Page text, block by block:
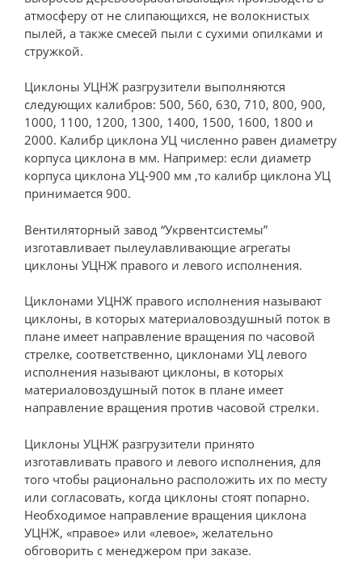
атмосферу от не слипающихся, не волокнистых
пылей, а также смесей пыли с сухими опилками и
стружкой.
Циклоны УЦНЖ разгрузители выполняются
следующих калибров: 500, 560, 630, 710, 800, 900,
1000, 1100, 1200, 1300, 1400, 1500, 1600, 1800 и
2000. Калибр циклона УЦ численно равен диаметру
корпуса циклона в мм. Например: если диаметр
корпуса циклона УЦ-900 мм ,то калибр циклона УЦ
принимается 900.
Вентиляторный завод “Укрвентсистемы”
изготавливает пылеулавливающие агрегаты
циклоны УЦНЖ правого и левого исполнения.
Циклонами УЦНЖ правого исполнения называют
циклоны, в которых материаловоздушный поток в
плане имеет направление вращения по часовой
стрелке, соответственно, циклонами УЦ левого
исполнения называют циклоны, в которых
материаловоздушный поток в плане имеет
направление вращения против часовой стрелки.
Циклоны УЦНЖ разгрузители принято
изготавливать правого и левого исполнения, для
того чтобы рационально расположить их по месту
или согласовать, когда циклоны стоят попарно.
Необходимое направление вращения циклона
УЦНЖ, «правое» или «левое», желательно
обговорить с менеджером при заказе.